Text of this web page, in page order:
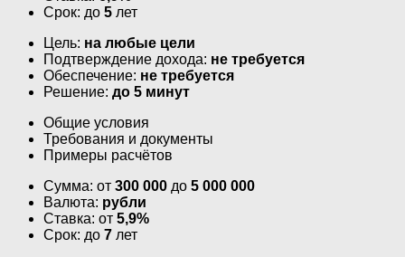
Срок: до 5 лет
Цель: на любые цели
Подтверждение дохода: не требуется
Обеспечение: не требуется
Решение: до 5 минут
Общие условия
Требования и документы
Примеры расчётов
Сумма: от 300 000 до 5 000 000
Валюта: рубли
Ставка: от 5,9%
Срок: до 7 лет